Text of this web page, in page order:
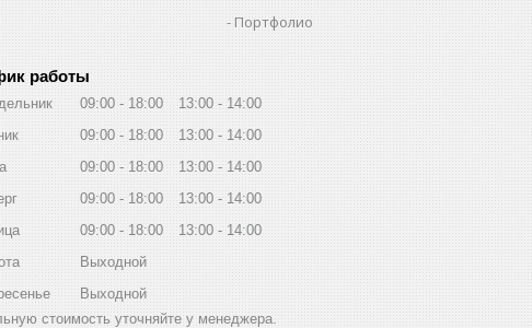
Портфолио
работы
09:00 18:00 13:00
14:00
09:00 18:00 13:00
14:00
09:00 18:00 13:00
14:00
09:00 18:00 13:00
14:00
09:00 18:00 13:00
14:00
Выходной
Выходной
стоимость уточняйте у менеджера.